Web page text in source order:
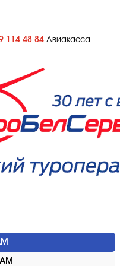
114 48 84 Авиакасса